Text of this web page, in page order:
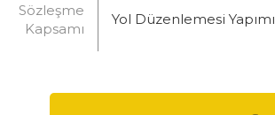
Sözleşme
Kapsamı
Yol Düzenlemesi Yapımı